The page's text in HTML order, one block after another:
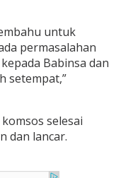
untuk
permasalahan
Babinsa dan
setempat,”
selesai
dan lancar.